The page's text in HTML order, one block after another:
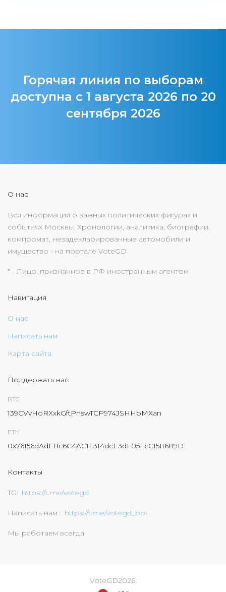
Горячая линия по выборам
доступна с 1 августа 2026 по 20
сентября 2026
О нас
Вся информация о важных политических фигурах и
событиях Москвы. Хронологии, аналитика, биографии,
компромат, незадекларированные автомобили и
имущество - на портале VoteGD
* - Лицо, признанное в РФ иностранным агентом
Навигация
О нас
Написать нам
Карта сайта
Поддержать нас
BTC
139CVvHoRXxkGftPnswTCP974JSHHbMXan
ETH
0x76156dAdFBc6C4AC1F314dcE3dF05FcC1511689D
Контакты
TG https://t.me/votegd
Написать нам https://t.me/votegd_bot
Мы работаем всегда
VoteGD2026.